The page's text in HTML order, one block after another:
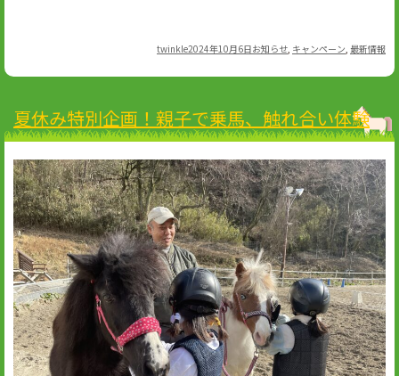
Author
twinklePosted
2024年10月6日Categories
お知らせ キャンペーン 最新情報
夏休み特別企画！親子で乗馬、触れ合い体験